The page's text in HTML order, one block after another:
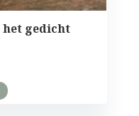
gedicht